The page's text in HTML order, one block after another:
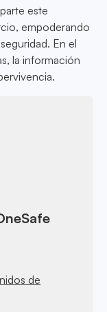
este
empoderando
En el
la información
de